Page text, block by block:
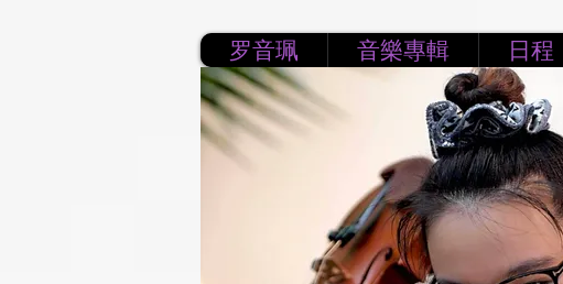
罗音珮 音樂專輯 日程